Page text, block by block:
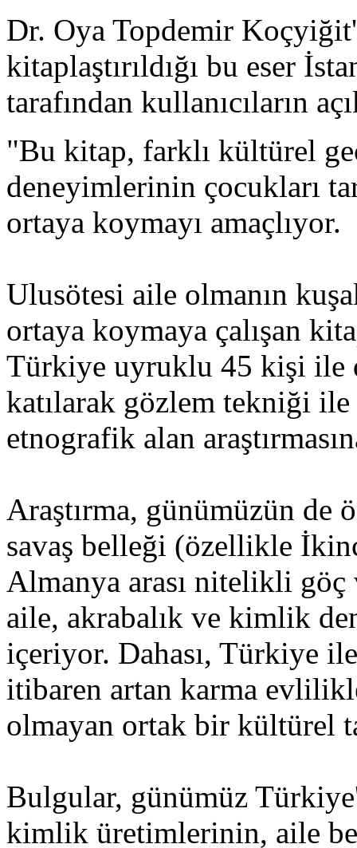
Dr. Oya Topdemir
kitaplaştırıldığı bu eser
tarafından kullanıcıların
"Bu kitap, farklı kültürel
deneyimlerinin çocukları
ortaya koymayı amaçlıyor.
Ulusötesi aile olmanın
ortaya koymaya çalışan
Türkiye uyruklu 45 kişi ile
katılarak gözlem tekniği ile
etnografik alan
Araştırma, günümüzün de
savaş belleği (özellikle
Almanya arası nitelikli göç
aile, akrabalık ve kimlik
içeriyor. Dahası, Türkiye
itibaren artan karma
olmayan ortak bir kültürel
Bulgular, günümüz
kimlik üretimlerinin, aile